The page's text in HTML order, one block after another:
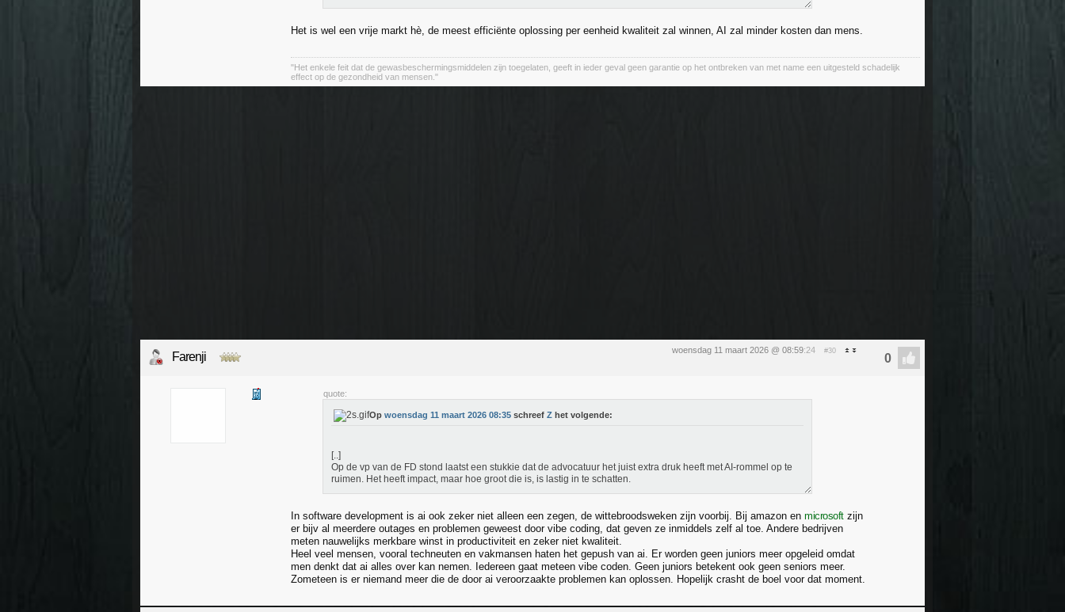
Het is wel een vrije markt hè, de meest efficiënte oplossing per eenheid kwaliteit zal winnen, AI zal minder kosten dan mens.
"Het enkele feit dat de gewasbeschermingsmiddelen zijn toegelaten, geeft in ieder geval geen garantie op het ontbreken van met name een uitgesteld schadelijk
effect op de gezondheid van mensen."
woensdag 11 maart 2026 @ 08:59:24 #30
Farenji
quote:
Op woensdag 11 maart 2026 08:35 schreef Z het volgende:
[..]
Op de vp van de FD stond laatst een stukkie dat de advocatuur het juist extra druk heeft met AI-rommel op te
ruimen. Het heeft impact, maar hoe groot die is, is lastig in te schatten.
In software development is ai ook zeker niet alleen een zegen, de wittebroodsweken zijn voorbij. Bij amazon en microsoftzijn
er bijv al meerdere outages en problemen geweest door vibe coding, dat geven ze inmiddels zelf al toe. Andere bedrijven
meten nauwelijks merkbare winst in productiviteit en zeker niet kwaliteit.
Heel veel mensen, vooral techneuten en vakmansen haten het gepush van ai. Er worden geen juniors meer opgeleid omdat
men denkt dat ai alles over kan nemen. Iedereen gaat meteen vibe coden. Geen juniors betekent ook geen seniors meer.
Zometeen is er niemand meer die de door ai veroorzaakte problemen kan oplossen. Hopelijk crasht de boel voor dat moment.